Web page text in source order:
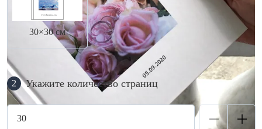
30×30 см
2 Укажите количество страниц